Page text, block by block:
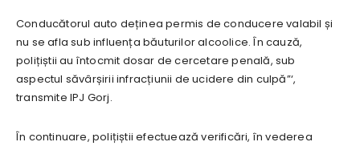
Conducătorul auto deținea permis de conducere valabil și
nu se afla sub influența băuturilor alcoolice. În cauză,
polițiștii au întocmit dosar de cercetare penală, sub
aspectul săvârșirii infracțiunii de ucidere din culpă”‘,
transmite IPJ Gorj.
În continuare, polițiștii efectuează verificări, în vederea